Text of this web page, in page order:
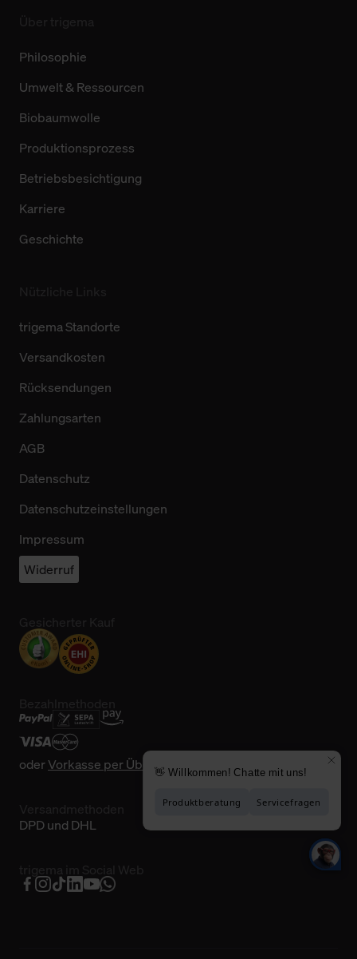
Philosophie
Umwelt & Ressourcen
Biobaumwolle
Produktionsprozess
Betriebsbesichtigung
Karriere
Geschichte
trigema Standorte
Versandkosten
Rücksendungen
Zahlungsarten
AGB
Datenschutz
Datenschutzeinstellungen
Impressum
Widerruf
oderVorkasse per Überweisung
DPD und DHL